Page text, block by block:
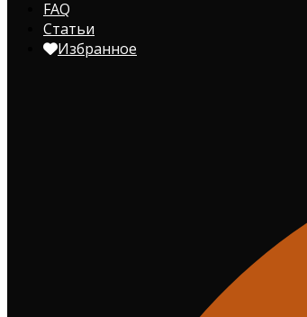
FAQ
Статьи
Избранное